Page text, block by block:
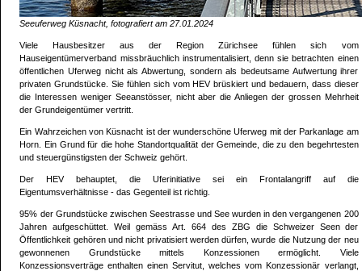
Seeuferweg Küsnacht, fotografiert am 27.01.2024
Viele Hausbesitzer aus der Region Zürichsee fühlen sich vom
Hauseigentümerverband missbräuchlich instrumentalisiert, denn sie betrachten einen
öffentlichen Uferweg nicht als Abwertung, sondern als bedeutsame Aufwertung ihrer
privaten Grundstücke. Sie fühlen sich vom HEV brüskiert und bedauern, dass dieser
die Interessen weniger Seeanstösser, nicht aber die Anliegen der grossen Mehrheit
der Grundeigentümer vertritt.
Ein Wahrzeichen von Küsnacht ist der wunderschöne Uferweg mit der Parkanlage am
Horn. Ein Grund für die hohe Standortqualität der Gemeinde, die zu den begehrtesten
und steuergünstigsten der Schweiz gehört.
Der HEV behauptet, die Uferinitiative sei ein Frontalangriff auf die
Eigentumsverhältnisse - das Gegenteil ist richtig.
95% der Grundstücke zwischen Seestrasse und See wurden in den vergangenen 200
Jahren aufgeschüttet. Weil gemäss Art. 664 des ZBG die Schweizer Seen der
Öffentlichkeit gehören und nicht privatisiert werden dürfen, wurde die Nutzung der neu
gewonnenen Grundstücke mittels Konzessionen ermöglicht. Viele
Konzessionsverträge enthalten einen Servitut, welches vom Konzessionär verlangt,